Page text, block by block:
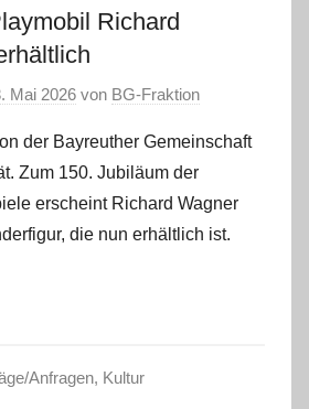
Richard
Mai 2026 von BG-Fraktion
der Bayreuther Gemeinschaft
Zum 150. Jubiläum der
erscheint Richard Wagner
die nun erhältlich ist.
Anfragen, Kultur